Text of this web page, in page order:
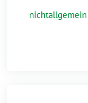
nichtallgemein